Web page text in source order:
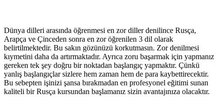
Dünya dilleri arasında öğrenmesi en zor diller denilince Rusça,
Arapça ve Çinceden sonra en zor öğrenilen 3 dil olarak
belirtilmektedir. Bu sakın gözünüzü korkutmasın. Zor denilmesi
kıymetini daha da artırmaktadır. Ayrıca zoru başarmak için yapmanız
gereken tek şey doğru bir noktadan başlangıç yapmaktır. Çünkü
yanlış başlangıçlar sizlere hem zaman hem de para kaybettirecektir.
Bu sebepten işinizi şansa bırakmadan en profesyonel eğitimi sunan
kaliteli bir Rusça kursundan başlamanız sizin avantajınıza olacaktır.